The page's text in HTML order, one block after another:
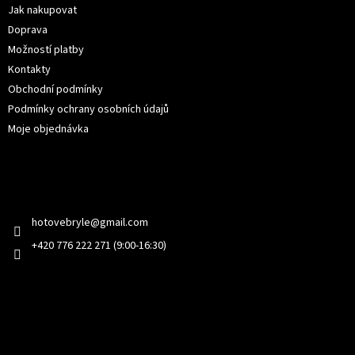
Jak nakupovat
Doprava
Možností platby
Kontakty
Obchodní podmínky
Podmínky ochrany osobních údajů
Moje objednávka
hotovebryle@gmail.com
+420 776 222 271 (9:00-16:30)